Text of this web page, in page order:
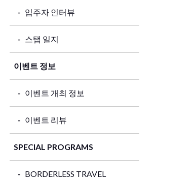
입주자 인터뷰
스탭 일지
이벤트 정보
이벤트 개최 정보
이벤트 리뷰
SPECIAL PROGRAMS
BORDERLESS TRAVEL